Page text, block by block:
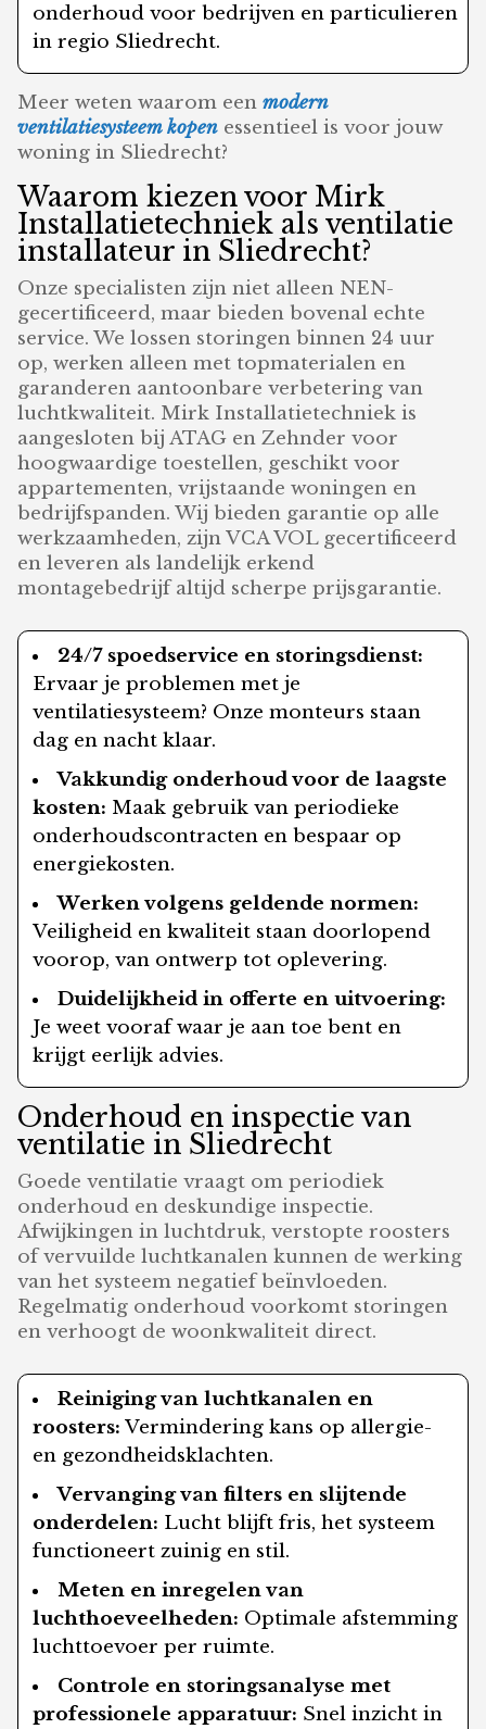
onderhoud voor bedrijven en particulieren
in regio Sliedrecht.
Meer weten waarom eenmodern
ventilatiesysteem kopen essentieel is voor jouw
woning in Sliedrecht?
Waarom kiezen voor Mirk
Installatietechniek als ventilatie
installateur in Sliedrecht?
Onze specialisten zijn niet alleen NEN-
gecertificeerd, maar bieden bovenal echte
service. We lossen storingen binnen 24 uur
op, werken alleen met topmaterialen en
garanderen aantoonbare verbetering van
luchtkwaliteit. Mirk Installatietechniek is
aangesloten bij ATAG en Zehnder voor
hoogwaardige toestellen, geschikt voor
appartementen, vrijstaande woningen en
bedrijfspanden. Wij bieden garantie op alle
werkzaamheden, zijn VCA VOL gecertificeerd
en leveren als landelijk erkend
montagebedrijf altijd scherpe prijsgarantie.
24/7 spoedservice en storingsdienst:
Ervaar je problemen met je
ventilatiesysteem? Onze monteurs staan
dag en nacht klaar.
Vakkundig onderhoud voor de laagste
kosten: Maak gebruik van periodieke
onderhoudscontracten en bespaar op
energiekosten.
Werken volgens geldende normen:
Veiligheid en kwaliteit staan doorlopend
voorop, van ontwerp tot oplevering.
Duidelijkheid in offerte en uitvoering:
Je weet vooraf waar je aan toe bent en
krijgt eerlijk advies.
Onderhoud en inspectie van
ventilatie in Sliedrecht
Goede ventilatie vraagt om periodiek
onderhoud en deskundige inspectie.
Afwijkingen in luchtdruk, verstopte roosters
of vervuilde luchtkanalen kunnen de werking
van het systeem negatief beïnvloeden.
Regelmatig onderhoud voorkomt storingen
en verhoogt de woonkwaliteit direct.
Reiniging van luchtkanalen en
roosters: Vermindering kans op allergie-
en gezondheidsklachten.
Vervanging van filters en slijtende
onderdelen: Lucht blijft fris, het systeem
functioneert zuinig en stil.
Meten en inregelen van
luchthoeveelheden: Optimale afstemming
luchttoevoer per ruimte.
Controle en storingsanalyse met
professionele apparatuur: Snel inzicht in